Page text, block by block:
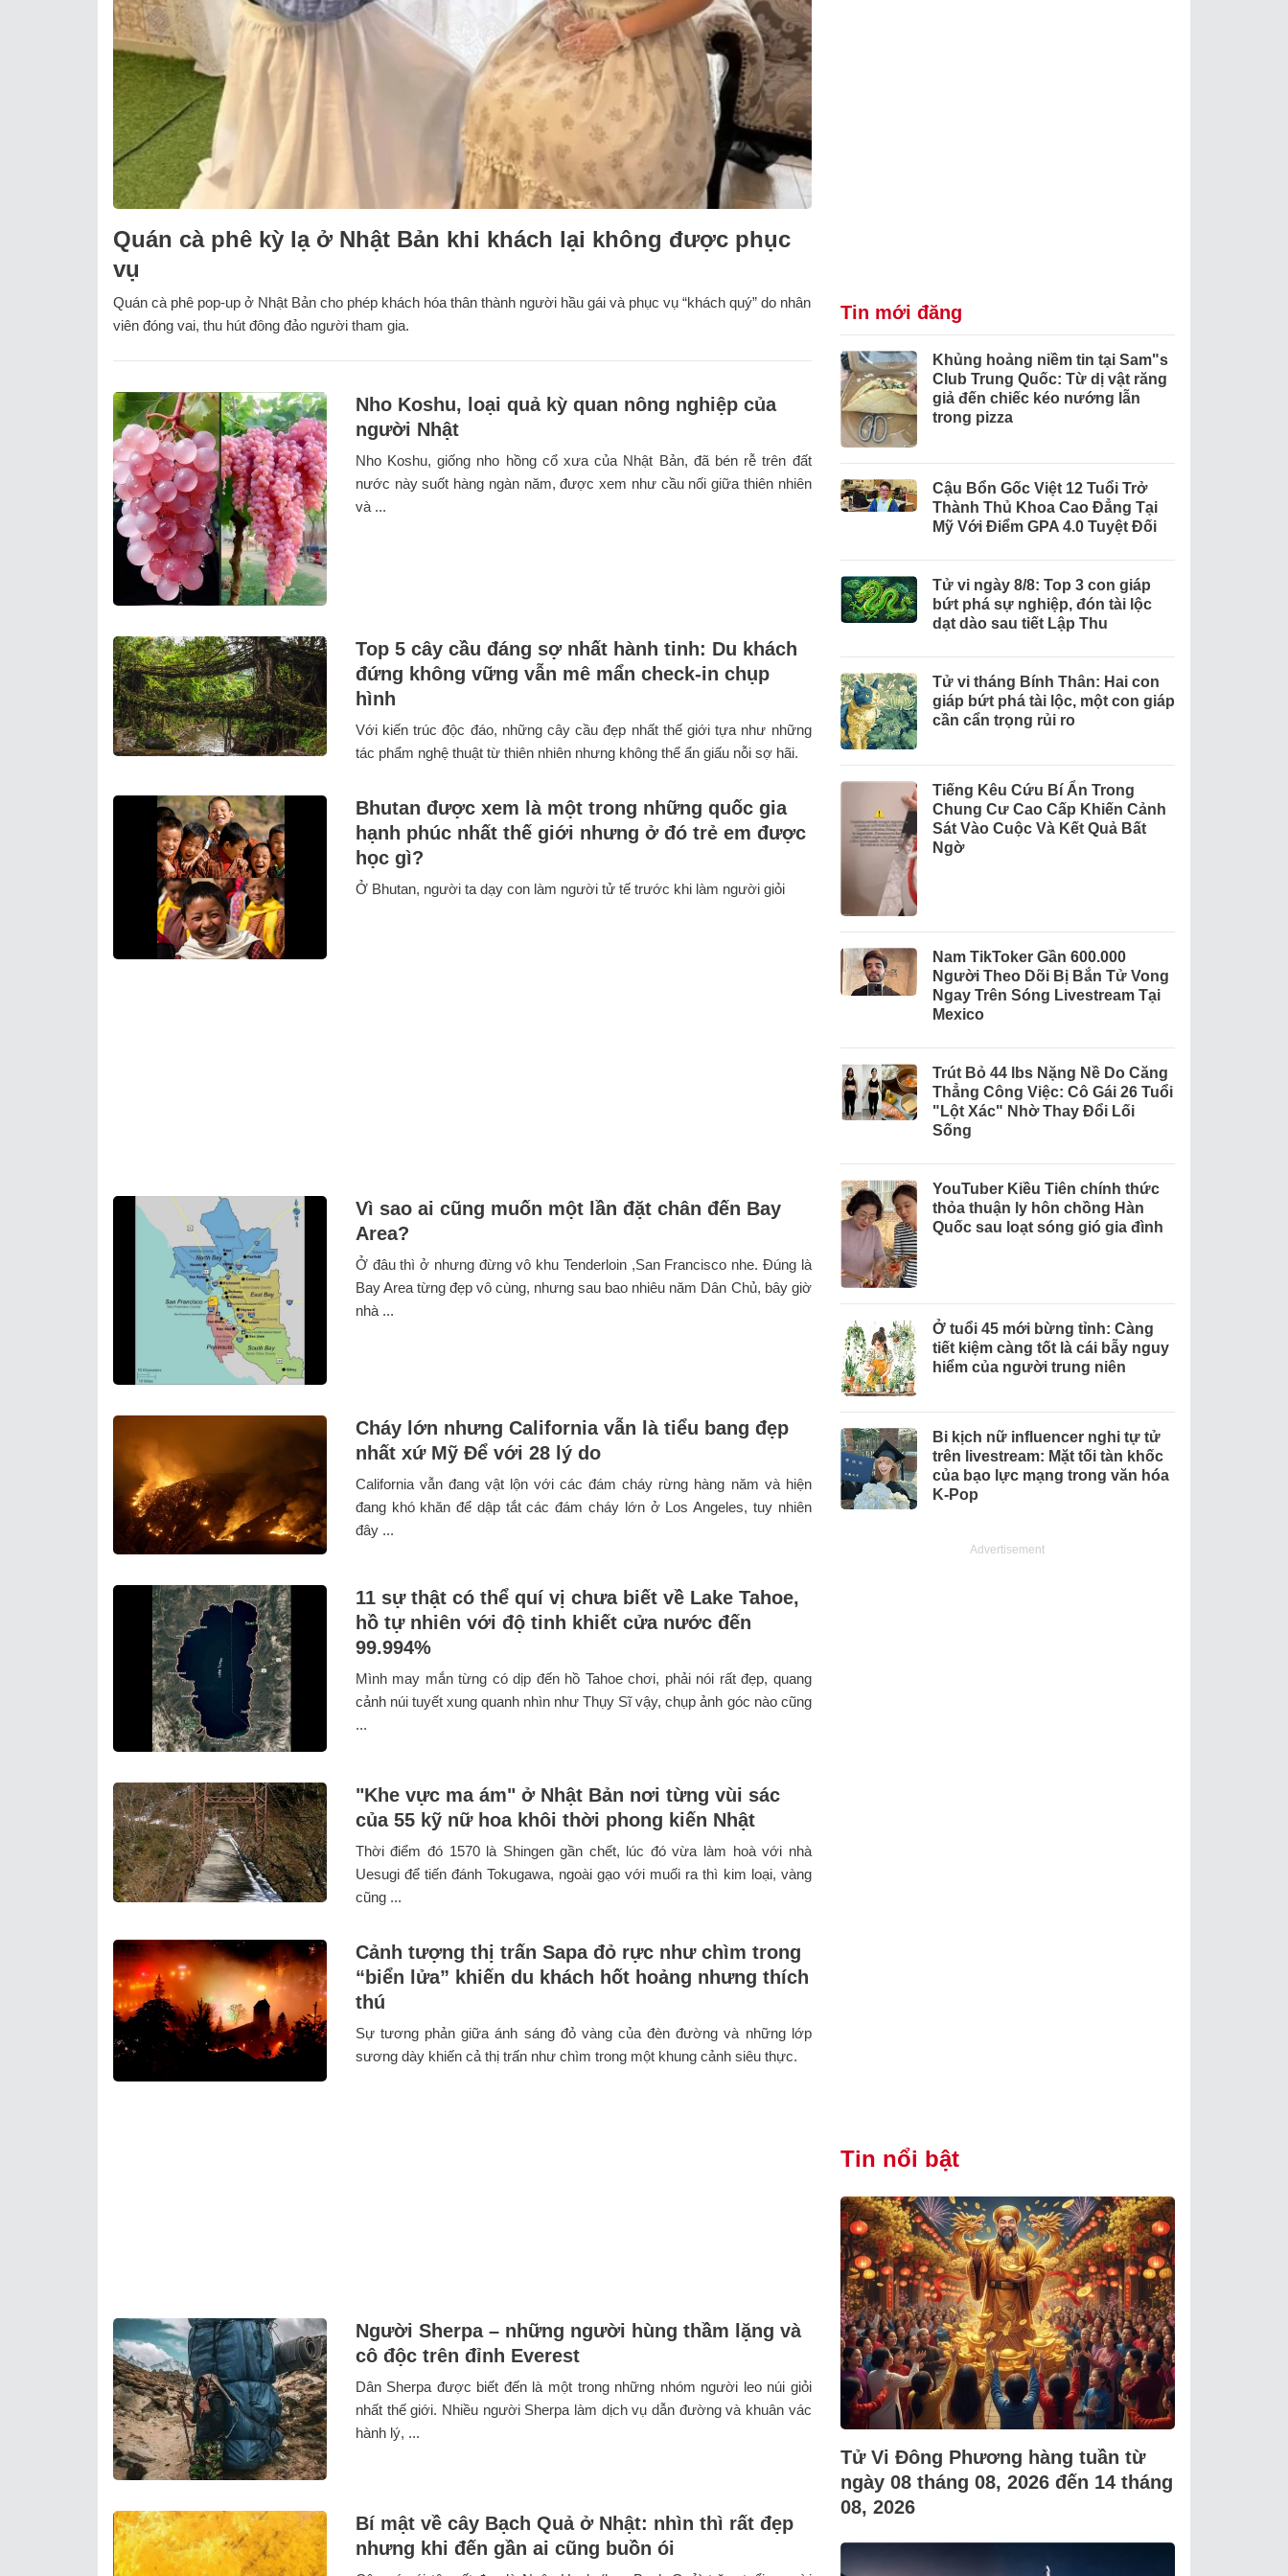
Quán cà phê kỳ lạ ở Nhật Bản khi khách lại không được phục
vụ
Quán cà phê pop-up ở Nhật Bản cho phép khách hóa thân thành người hầu gái và phục vụ “khách quý” do nhân
viên đóng vai, thu hút đông đảo người tham gia.
Nho Koshu, loại quả kỳ quan nông nghiệp của
người Nhật
Nho Koshu, giống nho hồng cổ xưa của Nhật Bản, đã bén rễ trên đất
nước này suốt hàng ngàn năm, được xem như cầu nối giữa thiên nhiên
và ...
Top 5 cây cầu đáng sợ nhất hành tinh: Du khách
đứng không vững vẫn mê mẩn check-in chụp
hình
Với kiến trúc độc đáo, những cây cầu đẹp nhất thế giới tựa như những
tác phẩm nghệ thuật từ thiên nhiên nhưng không thể ẩn giấu nỗi sợ hãi.
Bhutan được xem là một trong những quốc gia
hạnh phúc nhất thế giới nhưng ở đó trẻ em được
học gì?
Ở Bhutan, người ta dạy con làm người tử tế trước khi làm người giỏi
Vì sao ai cũng muốn một lần đặt chân đến Bay
Area?
Ở đâu thì ở nhưng đừng vô khu Tenderloin ,San Francisco nhe. Đúng là
Bay Area từng đẹp vô cùng, nhưng sau bao nhiêu năm Dân Chủ, bây giờ
nhà ...
Cháy lớn nhưng California vẫn là tiểu bang đẹp
nhất xứ Mỹ Để với 28 lý do
California vẫn đang vật lộn với các đám cháy rừng hàng năm và hiện
đang khó khăn để dập tắt các đám cháy lớn ở Los Angeles, tuy nhiên
đây ...
11 sự thật có thể quí vị chưa biết về Lake Tahoe,
hồ tự nhiên với độ tinh khiết cửa nước đến
99.994%
Mình may mắn từng có dịp đến hồ Tahoe chơi, phải nói rất đẹp, quang
cảnh núi tuyết xung quanh nhìn như Thụy Sĩ vậy, chụp ảnh góc nào cũng
...
"Khe vực ma ám" ở Nhật Bản nơi từng vùi sác
của 55 kỹ nữ hoa khôi thời phong kiến Nhật
Thời điểm đó 1570 là Shingen gần chết, lúc đó vừa làm hoà với nhà
Uesugi để tiến đánh Tokugawa, ngoài gạo với muối ra thì kim loại, vàng
cũng ...
Cảnh tượng thị trấn Sapa đỏ rực như chìm trong
“biển lửa” khiến du khách hốt hoảng nhưng thích
thú
Sự tương phản giữa ánh sáng đỏ vàng của đèn đường và những lớp
sương dày khiến cả thị trấn như chìm trong một khung cảnh siêu thực.
Người Sherpa – những người hùng thầm lặng và
cô độc trên đỉnh Everest
Dân Sherpa được biết đến là một trong những nhóm người leo núi giỏi
nhất thế giới. Nhiều người Sherpa làm dịch vụ dẫn đường và khuân vác
hành lý, ...
Bí mật về cây Bạch Quả ở Nhật: nhìn thì rất đẹp
nhưng khi đến gần ai cũng buồn ói
Tin mới đăng
Khủng hoảng niềm tin tại Sam"s
Club Trung Quốc: Từ dị vật răng
giả đến chiếc kéo nướng lẫn
trong pizza
Cậu Bổn Gốc Việt 12 Tuổi Trở
Thành Thủ Khoa Cao Đẳng Tại
Mỹ Với Điểm GPA 4.0 Tuyệt Đối
Tử vi ngày 8/8: Top 3 con giáp
bứt phá sự nghiệp, đón tài lộc
dạt dào sau tiết Lập Thu
Tử vi tháng Bính Thân: Hai con
giáp bứt phá tài lộc, một con giáp
cần cẩn trọng rủi ro
Tiếng Kêu Cứu Bí Ẩn Trong
Chung Cư Cao Cấp Khiến Cảnh
Sát Vào Cuộc Và Kết Quả Bất
Ngờ
Nam TikToker Gần 600.000
Người Theo Dõi Bị Bắn Tử Vong
Ngay Trên Sóng Livestream Tại
Mexico
Trút Bỏ 44 lbs Nặng Nề Do Căng
Thẳng Công Việc: Cô Gái 26 Tuổi
"Lột Xác" Nhờ Thay Đổi Lối
Sống
YouTuber Kiều Tiên chính thức
thỏa thuận ly hôn chồng Hàn
Quốc sau loạt sóng gió gia đình
Ở tuổi 45 mới bừng tỉnh: Càng
tiết kiệm càng tốt là cái bẫy nguy
hiểm của người trung niên
Bi kịch nữ influencer nghi tự tử
trên livestream: Mặt tối tàn khốc
của bạo lực mạng trong văn hóa
K-Pop
Advertisement
Tin nổi bật
Tử Vi Đông Phương hàng tuần từ
ngày 08 tháng 08, 2026 đến 14 tháng
08, 2026